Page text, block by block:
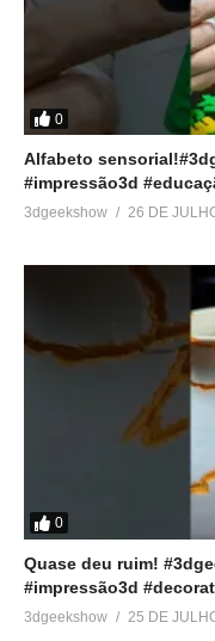
0
Alfabeto
#impressão3d
3dgeekshow 26 DE
0
Quase deu ruim!
#impressão3d
3dgeekshow 25 DE